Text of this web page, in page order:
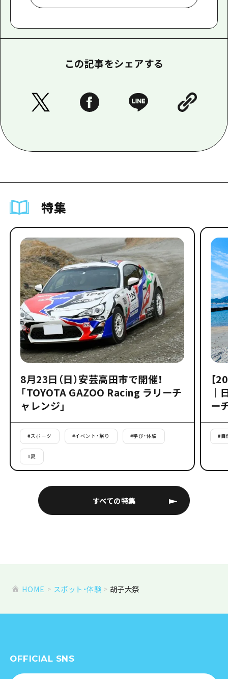
この記事をシェアする
特集
すべての特集
8月23日（日）安芸高田市で開催！
「TOYOTA GAZOO Racing ラリーチ
ャレンジ」
#スポーツ #イベント・祭り #学び・体験
#夏
【
｜
ー
#自
HOME スポット・体験 胡子大祭
OFFICIAL SNS